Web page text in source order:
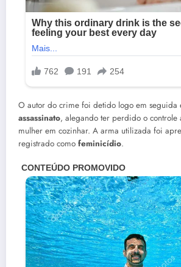
O autor do crime foi detido logo em seguida
assassinato, alegando ter perdido o controle
mulher em cozinhar. A arma utilizada foi
registrado como feminicídio.